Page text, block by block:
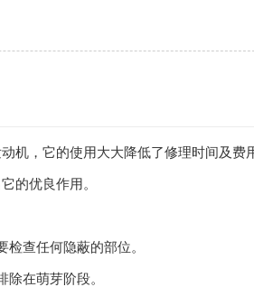
机，它的使用大大降低了修理时间及费
的优良作用。
查任何隐蔽的部位。
在萌芽阶段。